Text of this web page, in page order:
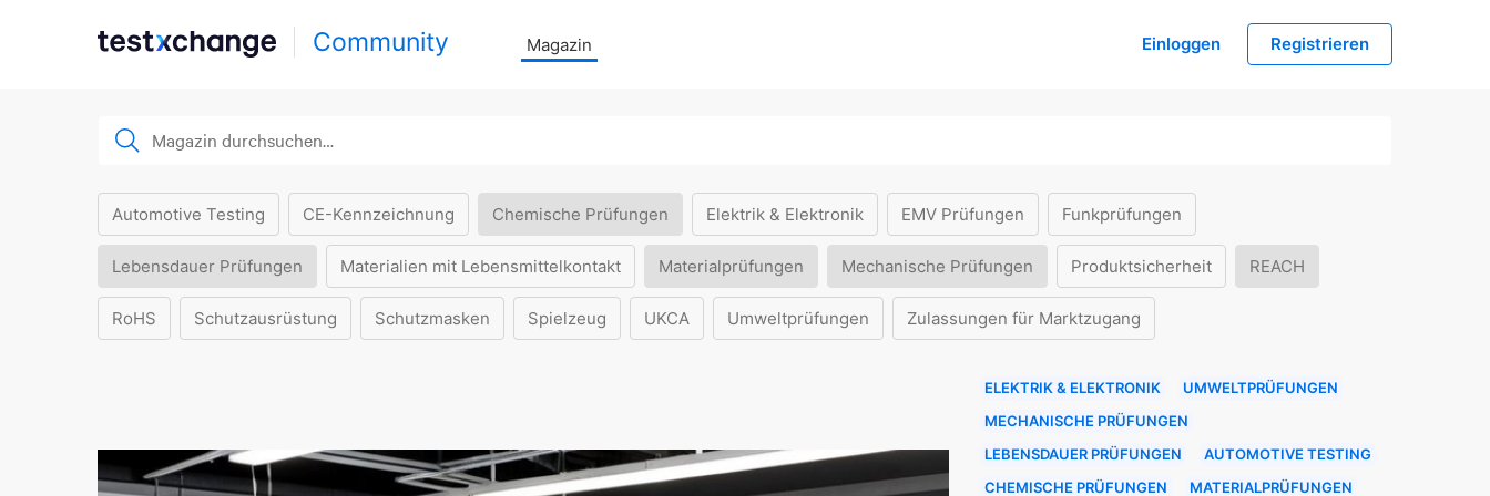
Community Magazin Einloggen Registrieren
Automotive Testing CE-Kennzeichnung Chemische Prüfungen Elektrik & Elektronik EMV Prüfungen Funkprüfungen
Lebensdauer Prüfungen Materialien mit Lebensmittelkontakt Materialprüfungen Mechanische Prüfungen Produktsicherheit REACH
RoHS Schutzausrüstung Schutzmasken Spielzeug UKCA Umweltprüfungen Zulassungen für Marktzugang
ELEKTRIK & ELEKTRONIK
UMWELTPRÜFUNGEN
MECHANISCHE PRÜFUNGEN
LEBENSDAUER PRÜFUNGEN
AUTOMOTIVE TESTING
CHEMISCHE PRÜFUNGEN
MATERIALPRÜFUNGEN